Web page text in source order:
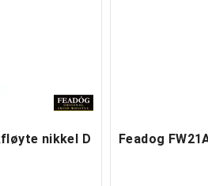
nikkel D